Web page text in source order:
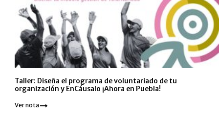
Taller: Diseña el programa de voluntariado de tu
organización y EnCáusalo ¡Ahora en Puebla!
Ver nota